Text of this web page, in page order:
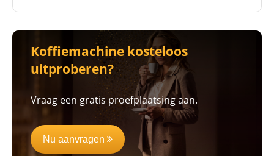
Koffiemachine kosteloos
uitproberen?
Vraag een gratis proefplaatsing aan.
Nu aanvragen